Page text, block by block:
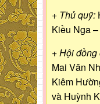
+ Thủ quỹ:
Kiều Nga
+ Hội đồng
Mai Văn
Kiêm
và Huỳnh